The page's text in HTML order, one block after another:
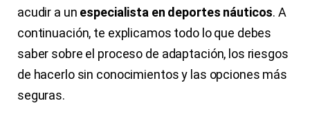
acudir a un especialista en deportes náuticos. A
continuación, te explicamos todo lo que debes
saber sobre el proceso de adaptación, los riesgos
de hacerlo sin conocimientos y las opciones más
seguras.